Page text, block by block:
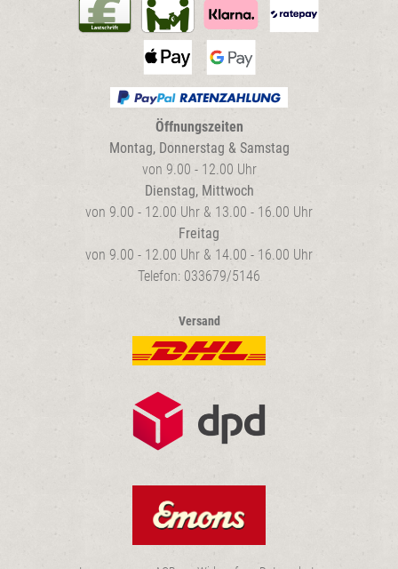
Öffnungszeiten
Montag, Donnerstag & Samstag
von 9.00 - 12.00 Uhr
Dienstag, Mittwoch
von 9.00 - 12.00 Uhr & 13.00 - 16.00 Uhr
Freitag
von 9.00 - 12.00 Uhr & 14.00 - 16.00 Uhr
Telefon: 033679/5146
Versand